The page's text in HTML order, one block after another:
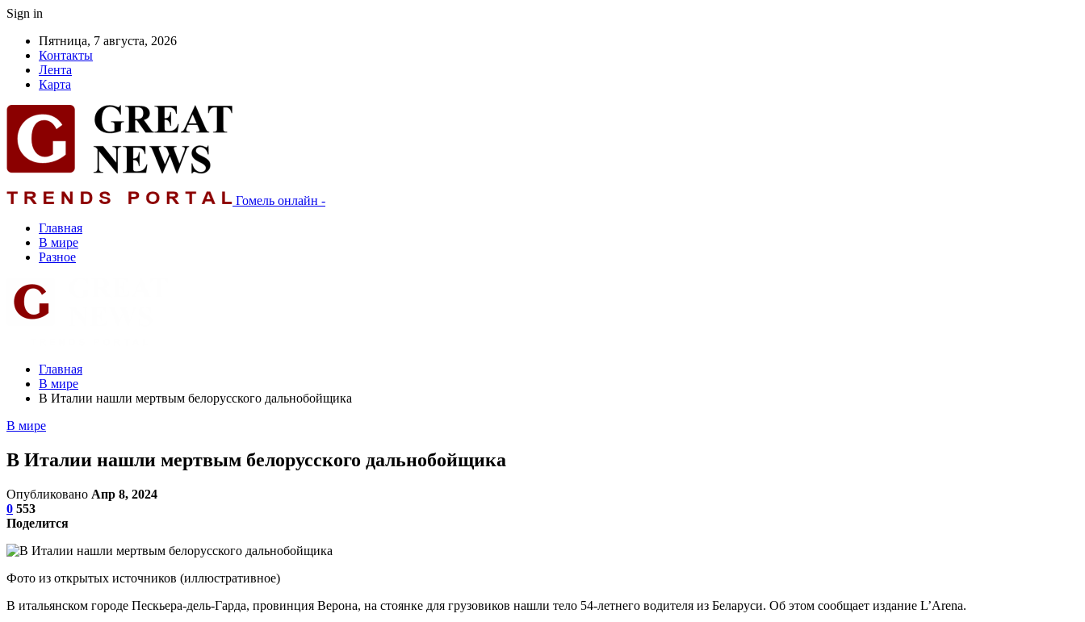
Sign in
Пятница, 7 августа, 2026
Контакты
Лента
Карта
Гомель онлайн -
Главная
В мире
Разное
Главная
В мире
В Италии нашли мертвым белорусского дальнобойщика
В мире
В Италии нашли мертвым белорусского дальнобойщика
Опубликовано Апр 8, 2024
0 553
Поделится
Фото из открытых источников (иллюстративное)
В итальянском городе Пескьера-дель-Гарда, провинция Верона, на стоянке для грузовиков нашли тело 54-летнего водителя из Беларуси. Об этом сообщает издание L’Arena.